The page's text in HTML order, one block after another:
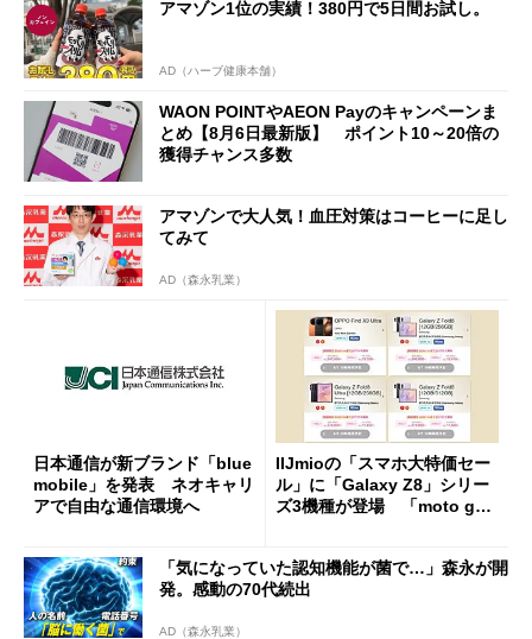
アマゾン1位の実績！380円で5日間お試し。
AD（ハーブ健康本舗）
WAON POINTやAEON Payのキャンペーンま
とめ【8月6日最新版】 ポイント10～20倍の
獲得チャンス多数
アマゾンで大人気！血圧対策はコーヒーに足し
てみて
AD（森永乳業）
日本通信が新ブランド「blue
mobile」を発表 ネオキャリ
アで自由な通信環境へ
IIJmioの「スマホ大特価セー
ル」に「Galaxy Z8」シリー
ズ3機種が登場 「moto g37
「気になっていた認知機能が菌で…」森永が開
発。感動の70代続出
AD（森永乳業）